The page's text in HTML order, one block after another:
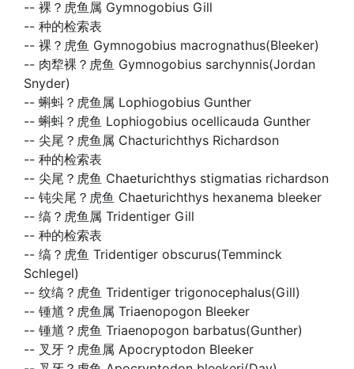
-- 裸？虎鱼属 Gymnogobius Gill
-- 种的检索表
-- 裸？虎鱼 Gymnogobius macrognathus(Bleeker)
-- 肉犂裸？虎鱼 Gymnogobius sarchynnis(Jordan
Snyder)
-- 蝌蚪？虎鱼属 Lophiogobius Gunther
-- 蝌蚪？虎鱼 Lophiogobius ocellicauda Gunther
-- 尖尾？虎鱼属 Chacturichthys Richardson
-- 种的检索表
-- 尖尾？虎鱼 Chaeturichthys stigmatias richardson
-- 钝尖尾？虎鱼 Chaeturichthys hexanema bleeker
-- 缟？虎鱼属 Tridentiger Gill
-- 种的检索表
-- 缟？虎鱼 Tridentiger obscurus(Temminck
Schlegel)
-- 纹缟？虎鱼 Tridentiger trigonocephalus(Gill)
-- 锺馗？虎鱼属 Triaenopogon Bleeker
-- 锺馗？虎鱼 Triaenopogon barbatus(Gunther)
-- 叉牙？虎鱼属 Apocryptodon Bleeker